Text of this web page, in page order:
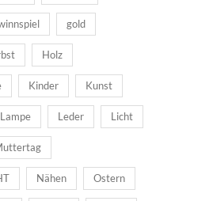
gold
Holz
Kinder Kunst
Lampe Leder Licht
Nähen Ostern